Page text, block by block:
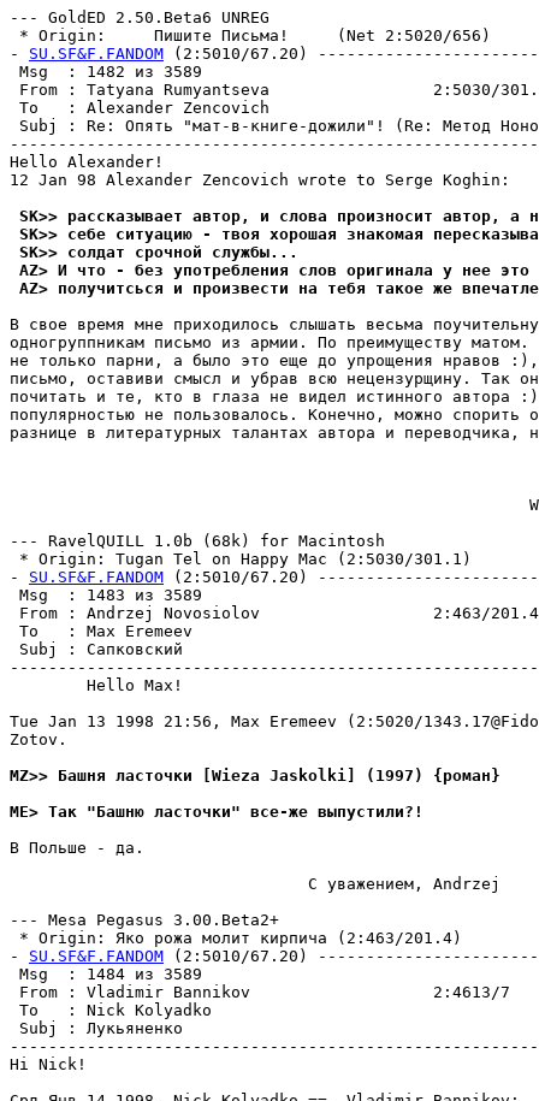
--- GoldED 2.50.Beta6 UNREG
* Origin:     Пишите Пиcьма!     (Net 2:5020/656)
- SU.SF&F.FANDOM (2:5010/67.20)
Msg  : 1482
From : Tatyana Rumyantseva                 2:5030/
To   : Alexander Zencovich
Subj : Re: Опять "мат-в-книге-дожили"!
Hello Alexander!
12 Jan 98 Alexander Zencovich wrote to Serge Koghin:
SK>> рассказывает автор, и слова произносит автор, а
SK>> себе ситуацию - твоя хорошая знакомая
SK>> солдат срочной службы...
AZ> И что - без употребления слов оригинала у нее это
AZ> получитсься и произвести на тебя такое же
В свое время мне приходилось слышать весьма
одногруппникам письмо из армии. По преимуществу
не только парни, а было это еще до упрощения нравов
письмо, оставиви смысл и убрав всю нецензурщину. Так
почитать и те, кто в глаза не видел истинного автора
популярностью не пользовалось. Конечно, можно спорить
разнице в литературных талантах автора и
--- RavelQUILL 1.0b (68k) for Macintosh
* Origin: Tugan Tel on Happy Mac (2:5030/301.1)
- SU.SF&F.FANDOM (2:5010/67.20)
Msg  : 1483
From : Andrzej Novosiolov                  2:463/
To   : Max Eremeev
Subj :
        Hello Max!
Tue Jan 13 1998 21:56, Max Eremeev (2:5020/
Zotov.
MZ>> Башня ласточки [Wieza Jaskolki] (1997) {роман}
ME> Так "Башню ласточки" все-же выпyстили?!
В Польше - да.
                               С уважением, Andrzej
--- Mesa Pegasus 3.00.Beta2+
* Origin: Яко рожа молит кирпича (2:463/201.4)
- SU.SF&F.FANDOM (2:5010/67.20)
Msg  : 1484
From : Vladimir Bannikov                   2:4613/7
To   : Nick Kolyadko
Subj :
Hi Nick!